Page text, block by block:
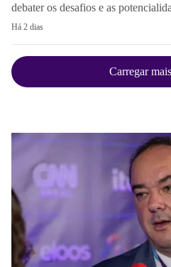
debater os desafios e as
Há 2 dias
Carregar